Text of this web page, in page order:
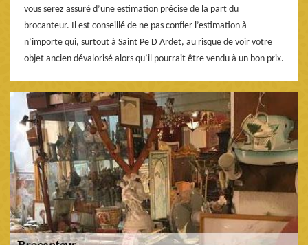
vous serez assuré d’une estimation précise de la part du
brocanteur. Il est conseillé de ne pas confier l’estimation à
n’importe qui, surtout à Saint Pe D Ardet, au risque de voir votre
objet ancien dévalorisé alors qu’il pourrait être vendu à un bon prix.